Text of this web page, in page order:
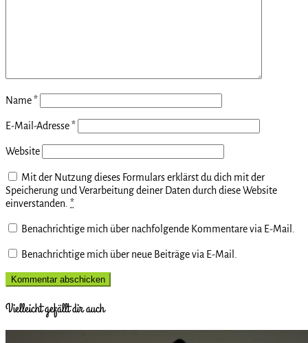
Name*
E-Mail-Adresse*
Website
Mit der Nutzung dieses Formulars erklärst du dich mit der
Speicherung und Verarbeitung deiner Daten durch diese Website
einverstanden. *
Benachrichtige mich über nachfolgende Kommentare via E-Mail.
Benachrichtige mich über neue Beiträge via E-Mail.
Vielleicht gefällt dir auch